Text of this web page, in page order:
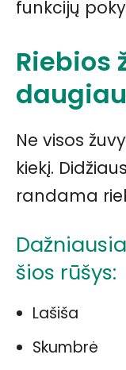
funkcijų
Riebios
Ne visos
kiekį.
randama
šios rūšys:
Lašiša
Skumbrė